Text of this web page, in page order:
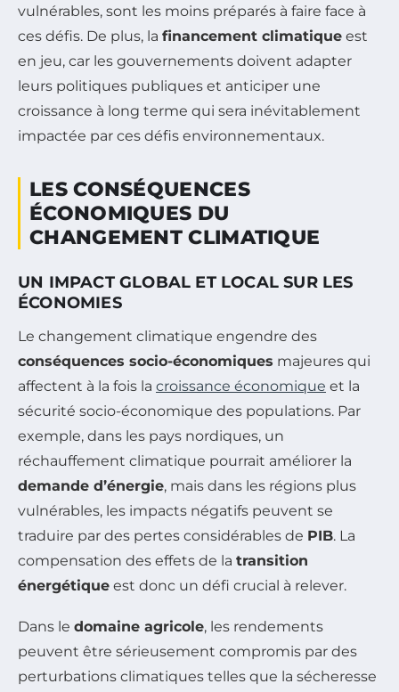
vulnérables, sont les moins préparés à faire face à
ces défis. De plus, la financement climatique est
en jeu, car les gouvernements doivent adapter
leurs politiques publiques et anticiper une
croissance à long terme qui sera inévitablement
impactée par ces défis environnementaux.
LES CONSÉQUENCES
ÉCONOMIQUES DU
CHANGEMENT CLIMATIQUE
UN IMPACT GLOBAL ET LOCAL SUR LES
ÉCONOMIES
Le changement climatique engendre des
conséquences socio-économiques majeures qui
affectent à la fois la croissance économique et la
sécurité socio-économique des populations. Par
exemple, dans les pays nordiques, un
réchauffement climatique pourrait améliorer la
demande d’énergie, mais dans les régions plus
vulnérables, les impacts négatifs peuvent se
traduire par des pertes considérables de PIB. La
compensation des effets de la transition
énergétique est donc un défi crucial à relever.
Dans le domaine agricole, les rendements
peuvent être sérieusement compromis par des
perturbations climatiques telles que la sécheresse